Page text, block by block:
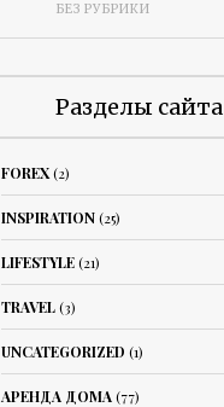
БЕЗ РУБРИКИ
Разделы сайта
FOREX(2)
INSPIRATION(25)
LIFESTYLE(21)
TRAVEL(3)
UNCATEGORIZED (1)
АРЕНДА ДОМА(77)